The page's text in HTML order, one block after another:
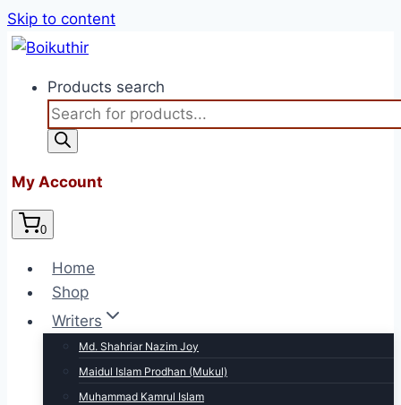
Skip to content
Products search
My Account
0
Home
Shop
Writers
Md. Shahriar Nazim Joy
Maidul Islam Prodhan (Mukul)
Muhammad Kamrul Islam